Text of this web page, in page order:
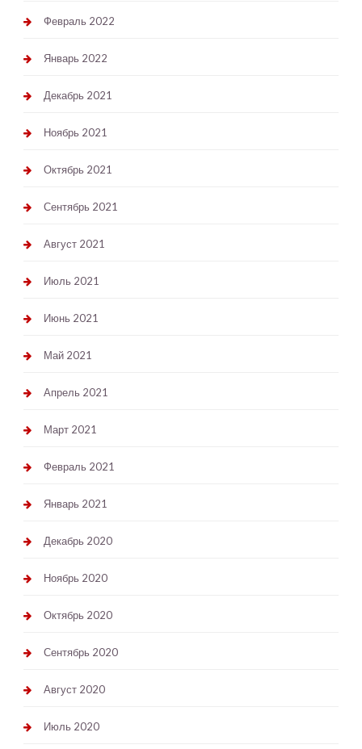
Февраль 2022
Январь 2022
Декабрь 2021
Ноябрь 2021
Октябрь 2021
Сентябрь 2021
Август 2021
Июль 2021
Июнь 2021
Май 2021
Апрель 2021
Март 2021
Февраль 2021
Январь 2021
Декабрь 2020
Ноябрь 2020
Октябрь 2020
Сентябрь 2020
Август 2020
Июль 2020